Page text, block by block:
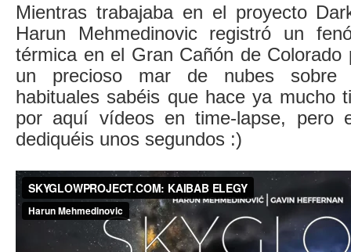
Mientras trabajaba en el proyecto
Harun Mehmedinovic registró un
térmica en el Gran Cañón de
un precioso mar de nubes sobre
habituales sabéis que hace ya mucho
por aquí vídeos en time-lapse, pero
dediquéis unos segundos :)